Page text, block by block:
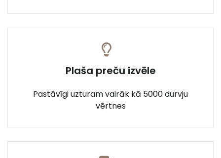
Plaša preču izvēle
Pastāvīgi uzturam vairāk kā 5000 durvju
vērtnes